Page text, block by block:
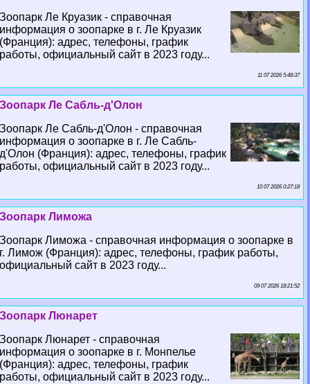
Зоопарк Ле Круазик - справочная
информация о зоопарке в г. Ле Круазик
(Франция): адрес, телефоны, график
работы, официальный сайт в 2023 году...
11 07 2026 5:48:37
Зоопарк Ле Сабль-д'Олон
Зоопарк Ле Сабль-д'Олон - справочная
информация о зоопарке в г. Ле Сабль-
д'Олон (Франция): адрес, телефоны, график
работы, официальный сайт в 2023 году...
10 07 2026 0:27:18
Зоопарк Лиможа
Зоопарк Лиможа - справочная информация о зоопарке в
г. Лимож (Франция): адрес, телефоны, график работы,
официальный сайт в 2023 году...
09 07 2026 18:21:52
Зоопарк Люнарет
Зоопарк Люнарет - справочная
информация о зоопарке в г. Монпелье
(Франция): адрес, телефоны, график
работы, официальный сайт в 2023 году...